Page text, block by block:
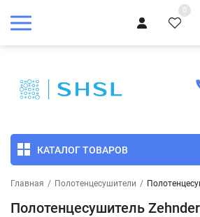
0
КАТАЛОГ ТОВАРОВ
Главная / Полотенцесушители /
Полотенцесушитель